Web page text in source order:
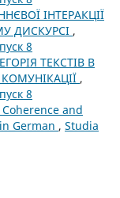
ІНТЕРАКЦІЇ
ДИСКУРСІ ,
8
ТЕКСТІВ В
,
8
and
German , Studia